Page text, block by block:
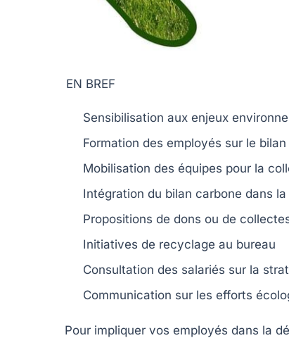
EN BREF
Sensibilisation aux enjeux
Formation des employés sur le
Mobilisation des équipes pour la
Intégration du bilan carbone dans la
Propositions de dons ou de
Initiatives de recyclage au bureau
Consultation des salariés sur la
Communication sur les efforts
Pour impliquer vos employés dans la